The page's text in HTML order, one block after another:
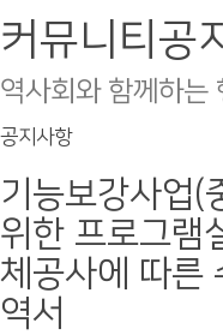
커뮤니티 공
역사회와 함께하는
공지사항
기능보강사업(
위한 프로그램
체공사에 따른
역서